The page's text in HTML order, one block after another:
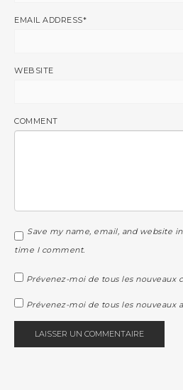
EMAIL ADDRESS*
WEBSITE
COMMENT
Save my name, email, and website
time I comment.
Prévenez-moi de tous les nouveaux
Prévenez-moi de tous les nouveaux